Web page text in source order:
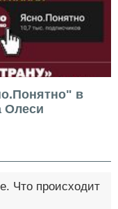
в
Олеси
Что происходит